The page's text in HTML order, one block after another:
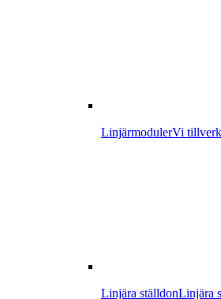
LinjärmodulerVi
Linjära ställdonLinjära